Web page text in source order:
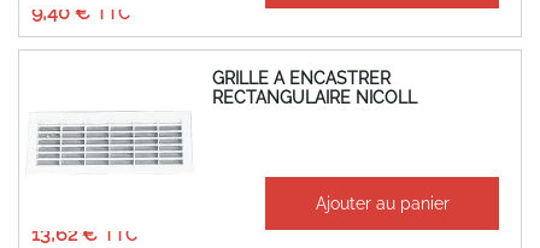
9,40 €
GRILLE A ENCASTRER
RECTANGULAIRE NICOLL
13,62 €
Ajouter au panier